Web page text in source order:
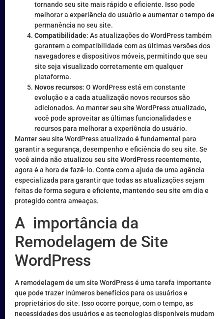
tornando seu site mais rápido e eficiente. Isso pode
melhorar a experiência do usuário e aumentar o tempo de
permanência no seu site.
Compatibilidade: As atualizações do WordPress também
garantem a compatibilidade com as últimas versões dos
navegadores e dispositivos móveis, permitindo que seu
site seja visualizado corretamente em qualquer
plataforma.
Novos recursos: O WordPress está em constante
evolução e a cada atualização novos recursos são
adicionados. Ao manter seu site WordPress atualizado,
você pode aproveitar as últimas funcionalidades e
recursos para melhorar a experiência do usuário.
Manter seu site WordPress atualizado é fundamental para
garantir a segurança, desempenho e eficiência do seu site. Se
você ainda não atualizou seu site WordPress recentemente,
agora é a hora de fazê-lo. Conte com a ajuda de uma agência
especializada para garantir que todas as atualizações sejam
feitas de forma segura e eficiente, mantendo seu site em dia e
protegido contra ameaças.
A importância da
Remodelagem de Site
WordPress
A remodelagem de um site WordPress é uma tarefa importante
que pode trazer inúmeros benefícios para os usuários e
proprietários do site. Isso ocorre porque, com o tempo, as
necessidades dos usuários e as tecnologias disponíveis mudam